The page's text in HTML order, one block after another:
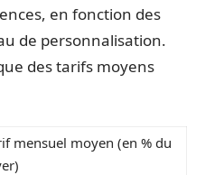
en fonction des
de personnalisation.
des tarifs moyens
mensuel moyen (en % du